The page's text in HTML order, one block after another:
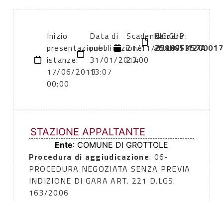
Inizio
presentazione
istanze:
17/06/2013
00:00
Data di
pubblicazione:
31/01/2014
13:07
Scadenza:
21/11/2013
23:00
Numero
atto:
CIG:
Z5807F357A
CUP:
STAZIONE APPALTANTE
Ente: COMUNE DI GROTTOLE
Procedura di aggiudicazione: 06-
PROCEDURA NEGOZIATA SENZA PREVIA
INDIZIONE DI GARA ART. 221 D.LGS.
163/2006